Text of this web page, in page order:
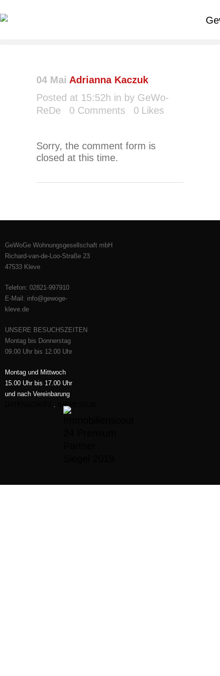
04 Mai Adrianna Kaczuk
Posted at 15:52h in by GeWo-
ReDe
0 Comments 0 Likes
Sorry, the comment form is
closed at this time.
GeWoGe Wohnungsgesellschaft mbH
Richard-van-de-Loo-Straße 23
47533 Kleve
Telefon: 02821-997910
E-Mail: info@gewoge-
kleve.de​
UNSERE BESUCHSZEITEN
Montag bis Donnerstag
09.00 Uhr bis 12.00 Uhr
Montag und Mittwoch
15.00 Uhr bis 17.00 Uhr
und nach Vereinbarung
. IMPRESSUM